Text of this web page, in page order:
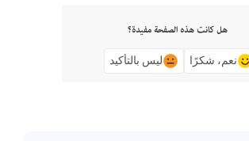
هل كانت هذه الصفحة مفيدة؟
نعم، شكرًا ليس بالتأكيد